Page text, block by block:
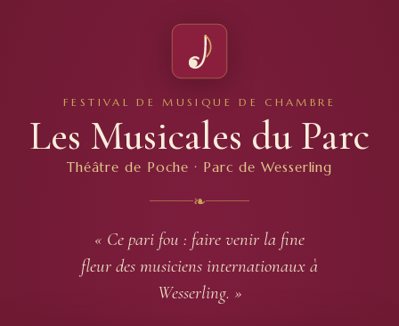
FESTIVAL DE MUSIQUE DE CHAMBRE
Les Musicales du Parc
Théâtre de Poche · Parc de Wesserling
❧
« Ce pari fou : faire venir la fine
fleur des musiciens internationaux à
Wesserling. »